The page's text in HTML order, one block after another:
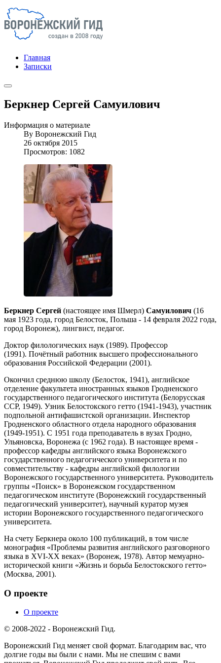
Главная
Записки
Беркнер Сергей Самуилович
Информация о материале
By Воронежский Гид
26 октября 2015
Просмотров: 1082
Беркнер Сергей (настоящее имя Шмерл) Самуилович (16
мая 1923 года, город Белосток, Польша - 14 февраля 2022 года,
город Воронеж), лингвист, педагог.
Доктор филологических наук (1989). Профессор
(1991). Почётный работник высшего профессионального
образования Российской Федерации (2001).
Окончил среднюю школу (Белосток, 1941), английское
отделение факультета иностранных языков Гродненского
государственного педагогического института (Белорусская
ССР, 1949). Узник Белостокского гетто (1941-1943), участник
подпольной антифашистской организации. Инспектор
Гродненского областного отдела народного образования
(1949-1951). С 1951 года преподаватель в вузах Гродно,
Ульяновска, Воронежа (с 1962 года). В настоящее время -
профессор кафедры английского языка Воронежского
государственного педагогического университета и по
совместительству - кафедры английской филологии
Воронежского государственного университета. Руководитель
группы «Поиск» в Воронежском государственном
педагогическом институте (Воронежский государственный
педагогический университет), научный куратор музея
истории Воронежского государственного педагогического
университета.
На счету Беркнера около 100 публикаций, в том числе
монография «Проблемы развития английского разговорного
языка в XVI-XX веках» (Воронеж, 1978). Автор мемуарно-
исторической книги «Жизнь и борьба Белостокского гетто»
(Москва, 2001).
О проекте
О проекте
© 2008-2022 - Воронежский Гид.
Воронежский Гид меняет свой формат. Благодарим вас, что
долгие годы вы были с нами. Мы не спешим с вами